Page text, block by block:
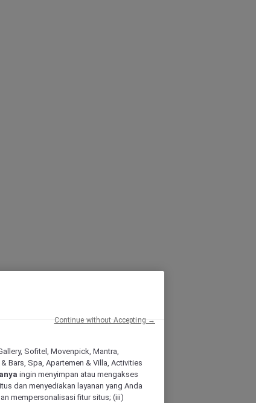
Sofitel, Movenpick, Mantra,
Bars, Spa, Apartemen & Villa, Activities
ingin menyimpan atau mengakses
dan menyediakan layanan yang Anda
mempersonalisasi fitur situs; (iii)
Continue without Accepting →